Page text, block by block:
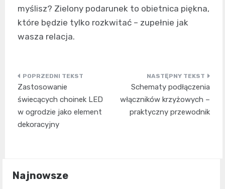
myślisz? Zielony podarunek to obietnica piękna,
które będzie tylko rozkwitać – zupełnie jak
wasza relacja.
Nawigacja
wpisu
Zastosowanie
świecących choinek LED
w ogrodzie jako element
dekoracyjny
Schematy podłączenia
włączników krzyżowych –
praktyczny przewodnik
Najnowsze